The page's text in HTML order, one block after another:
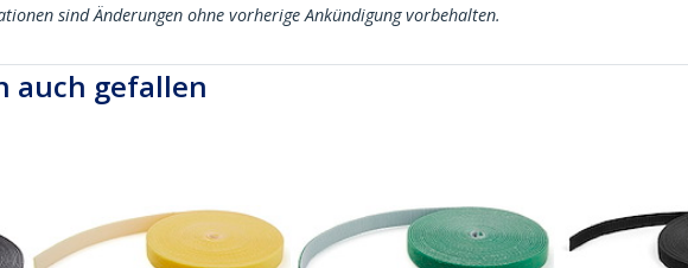
sind Änderungen ohne vorherige Ankündigung vorbehalten.
auch gefallen